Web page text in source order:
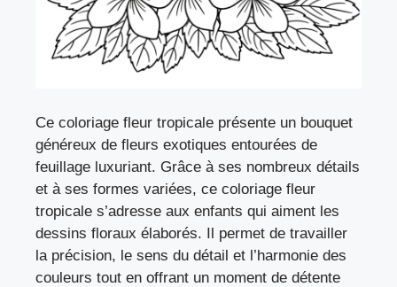
Ce coloriage fleur tropicale présente un bouquet
généreux de fleurs exotiques entourées de
feuillage luxuriant. Grâce à ses nombreux détails
et à ses formes variées, ce coloriage fleur
tropicale s’adresse aux enfants qui aiment les
dessins floraux élaborés. Il permet de travailler
la précision, le sens du détail et l’harmonie des
couleurs tout en offrant un moment de détente